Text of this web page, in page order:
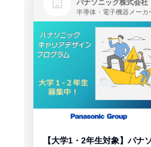
パナソニック株式会社
半導体・電子機器メーカ
【大学1・2年生対象】パナ